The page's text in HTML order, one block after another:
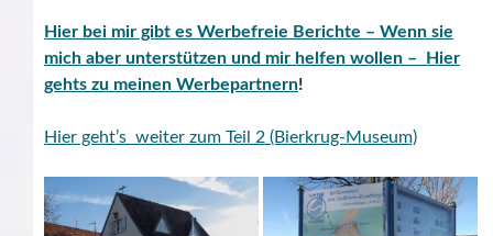
Hier bei mir gibt es Werbefreie Berichte – Wenn sie
mich aber unterstützen und mir helfen wollen – Hier
gehts zu meinen Werbepartnern!
Hier geht’s weiter zum Teil 2 (Bierkrug-Museum)